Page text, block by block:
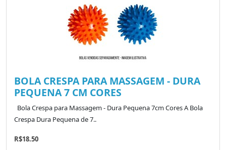
BOLA CRESPA PARA MASSAGEM - DURA
PEQUENA 7 CM CORES
Bola Crespa para Massagem - Dura Pequena 7cm Cores A Bola
Crespa Dura Pequena de 7..
R$18.50